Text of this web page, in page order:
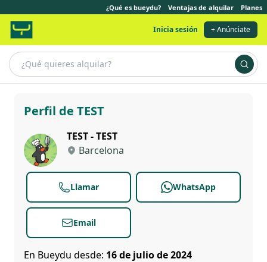
¿Qué es bueydu? Ventajas de alquilar Planes
Inicia sesión + Anúnciate
Perfil de TEST
TEST - TEST
Barcelona
Llamar WhatsApp
Email
En Bueydu desde: 16 de julio de 2024